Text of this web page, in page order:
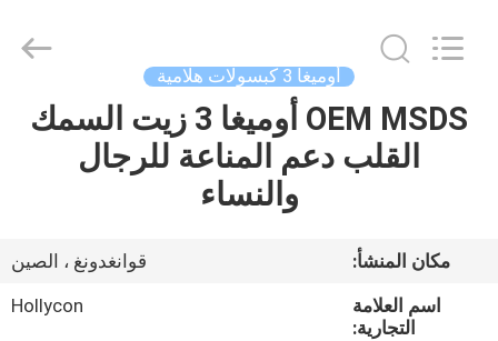
منزل
أشرطة
فيديو
أوميغا 3 كبسولات هلامية
OEM MSDS أوميغا 3 زيت السمك
القلب دعم المناعة للرجال
والنساء
مكان المنشأ:
قوانغدونغ ، الصين
اسم العلامة
التجارية:
Hollycon